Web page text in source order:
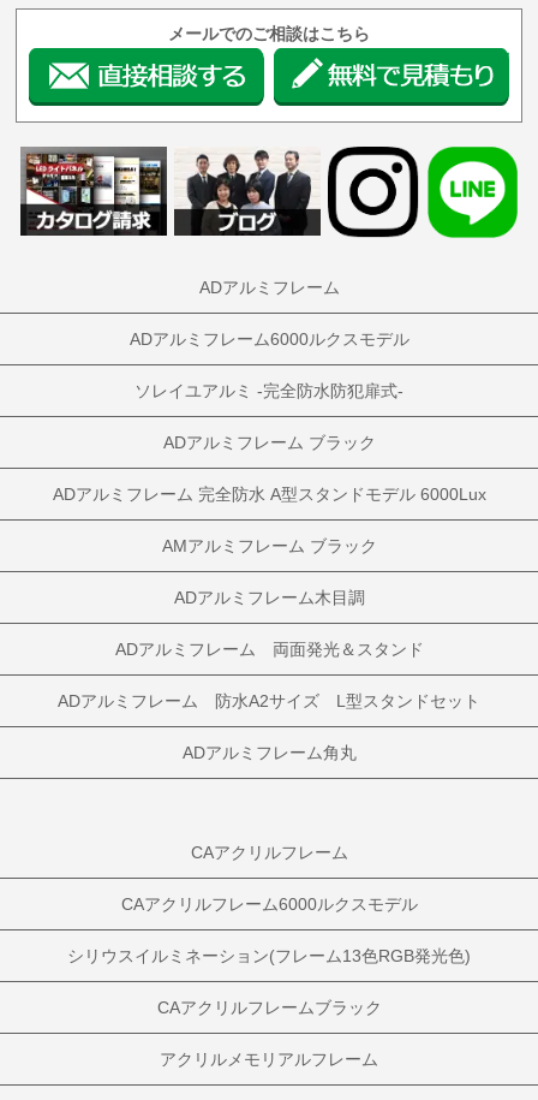
メールでのご相談はこちら
ADアルミフレーム
ADアルミフレーム6000ルクスモデル
ソレイユアルミ -完全防水防犯扉式-
ADアルミフレーム ブラック
ADアルミフレーム 完全防水 A型スタンドモデル 6000Lux
AMアルミフレーム ブラック
ADアルミフレーム木目調
ADアルミフレーム 両面発光＆スタンド
ADアルミフレーム 防水A2サイズ L型スタンドセット
ADアルミフレーム角丸
CAアクリルフレーム
CAアクリルフレーム6000ルクスモデル
シリウスイルミネーション(フレーム13色RGB発光色)
CAアクリルフレームブラック
アクリルメモリアルフレーム